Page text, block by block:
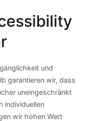
und
garantieren wir, dass
uneingeschränkt
individuellen
wir hohen Wert